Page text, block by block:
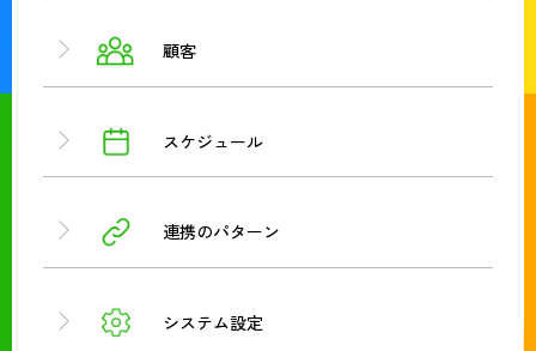
顧客
スケジュール
連携のパターン
システム設定